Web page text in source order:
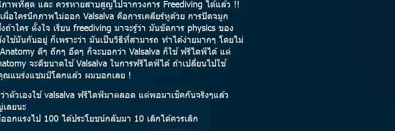
าพที่สุด และ ควรหายสาบสูญไปจากวงการ Freediving ได้แล้ว !!
อใครนึกภาพไม่ออก Valsalva คือการเคลียร์หูด้วย การปิดจมูก
าใคร ตั้งใจ เรียน freediving มาจะรู้ว่า มันขัดการ physics ของ
ใช้มันกันอยู่ ก็เพราะว่า มันเป็นวิธีที่สามารถ ทำได้ง่ายมากๆ โดยไม่
ดีๆ ถึกๆ อึดๆ ก็จะบอกว่า Valsalva ก็ใช้ ฟรีไดฟ์ได้ แต่
จะดีขนาดใช้ Valsalva ในการฟรีไดฟ์ได้ ถ้าเปลี่ยนไปใช้
ณแมร่งแชมป์โลกแล้ว ผมบอกเลย !
ตัวเองใช้ valsalva ฟรีไดฟ์มาตลอด แต่พอมาเช็คกันจริงๆแล้ว
ลยนะ
อกแรงไป 100 ได้ประโยชน์กลับมา 10 เลิกได้ควรเลิก